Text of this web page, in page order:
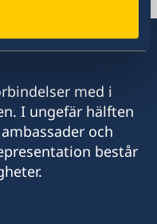
med i
I ungefär hälften
och
består